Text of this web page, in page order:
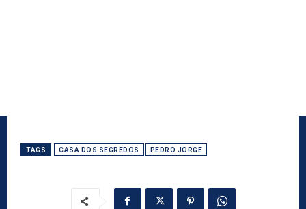
TAGS CASA DOS SEGREDOS PEDRO JORGE